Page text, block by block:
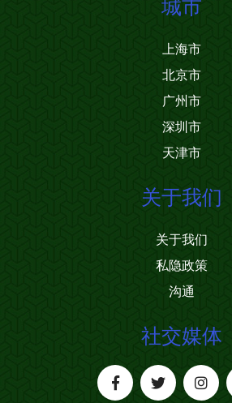
上海市
北京市
广州市
深圳市
天津市
关于我们
关于我们
私隐政策
沟通
社交媒体